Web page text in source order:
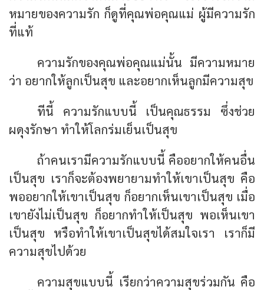
หมายของความรัก ก็ดูที่คุณพ่อคุณแม่ ผู้มีความรัก
ที่แท้
ความรักของคุณพ่อคุณแม่นั้น มีความหมาย
ว่า อยากให้ลูกเป็นสุข และอยากเห็นลูกมีความสุข
ทีนี้ ความรักแบบนี้ เป็นคุณธรรม ซึ่งช่วย
ผดุงรักษา ทำให้โลกร่มเย็นเป็นสุข
ถ้าคนเรามีความรักแบบนี้ คืออยากให้คนอื่น
เป็นสุข เราก็จะต้องพยายามทำให้เขาเป็นสุข คือ
พออยากให้เขาเป็นสุข ก็อยากเห็นเขาเป็นสุข เมื่อ
เขายังไม่เป็นสุข ก็อยากทำให้เป็นสุข พอเห็นเขา
เป็นสุข หรือทำให้เขาเป็นสุขได้สมใจเรา เราก็มี
ความสุขไปด้วย
ความสุขแบบนี้ เรียกว่าความสุขร่วมกัน คือ